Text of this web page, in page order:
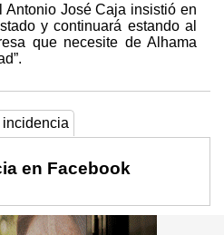
Antonio José Caja insistió en
y continuará estando al
que necesite de Alhama
incidencia
en Facebook